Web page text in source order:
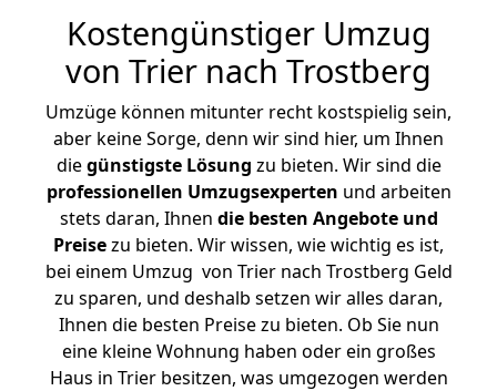
Kostengünstiger Umzug
von Trier nach Trostberg
Umzüge können mitunter recht kostspielig sein,
aber keine Sorge, denn wir sind hier, um Ihnen
diegünstigste Lösung zu bieten. Wir sind die
professionellen Umzugsexperten und arbeiten
stets daran, Ihnen die besten Angebote und
Preisezu bieten. Wir wissen, wie wichtig es ist,
bei einem Umzug von Trier nach Trostberg Geld
zu sparen, und deshalb setzen wir alles daran,
Ihnen die besten Preise zu bieten. Ob Sie nun
eine kleine Wohnung haben oder ein großes
Haus in Trier besitzen, was umgezogen werden